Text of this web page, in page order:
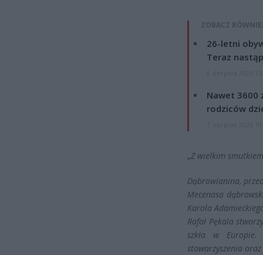
ZOBACZ
26-letni
Teraz
Nawet 3600
rodziców
„Z wielkim
Dąbrowianina,
Mecenasa
Karola
Rafał Pękala
szkła w Europie.
stowarzyszenia